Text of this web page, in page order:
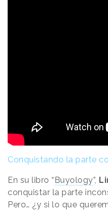
Conquistando la parte
En su libro “ Buyology”,
conquistar la parte
Pero… ¿y si lo que